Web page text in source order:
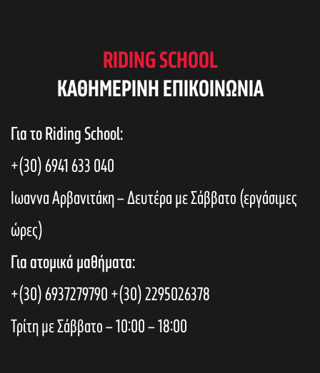
RIDING SCHOOL
KAΘΗΜΕΡΙΝΗ ΕΠΙΚΟΙΝΩΝΙΑ
Για το Riding School:
+(30) 6941 633 040
Ιωαννα Αρβανιτάκη – Δευτέρα με Σάββατο (εργάσιμες
ώρες)
Για ατομικά μαθήματα:
+(30) 6937279790+(30) 2295026378
Τρίτη με Σάββατο – 10:00 – 18:00